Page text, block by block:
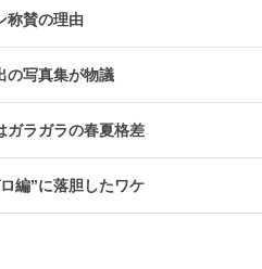
称賛の理由
の写真集が物議
ガラガラの春夏格差
編”に落胆したワケ